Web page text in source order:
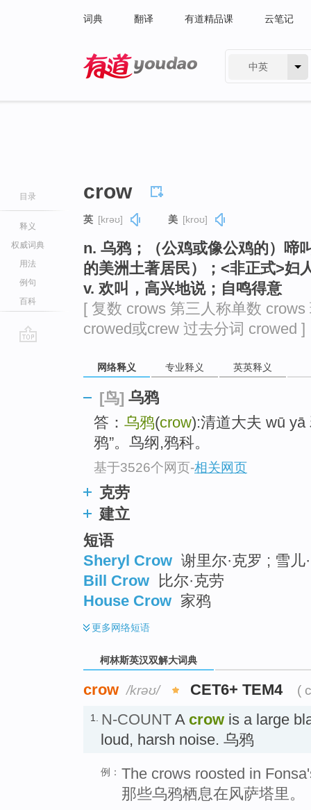
词典 翻译 有道精品课 云笔记
中英
目录
释义
权威词典
用法
例句
百科
crow
英 [krəʊ] 美 [kroʊ]
n. 乌鸦；（公鸡或像公鸡的）啼
的美洲土著居民）；<非正式>妇
v. 欢叫，高兴地说；自鸣得意
[ 复数 crows 第三人称单数
crowed或crew 过去分词 crowed ]
网络释义 专业释义 英英释义
[鸟] 乌鸦
答： 乌鸦(crow):清道大夫 wū yā
鸦”。鸟纲,鸦科。
基于3526个网页-相关网页
克劳
建立
短语
Sheryl Crow 谢里尔·克罗 ; 雪
Bill Crow
比尔·克劳
House Crow 家鸦
更多网络短语
柯林斯英汉双解大词典
crow /krəʊ/ CET6+ TEM4 (
1. N-COUNT A crow is a large
loud, harsh noise. 乌鸦
例： The crows roosted in
那些乌鸦栖息在风萨塔里。